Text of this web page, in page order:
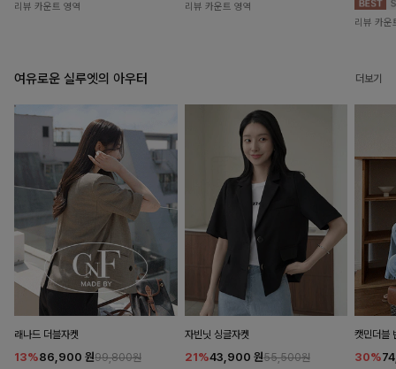
리뷰 카운트 영역 리뷰 카운트 영역
리뷰 카운
여유로운 실루엣의 아우터 더보기
래나드 더블자켓
13%86,900 원99,800원
자빈닛 싱글자켓
21%43,900 원55,500원
캣민더블
30%